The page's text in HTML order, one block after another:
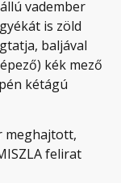
vadember
is zöld
baljával
kék mező
kétágú
meghajtott,
felirat